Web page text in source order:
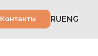
Контакты RU ENG